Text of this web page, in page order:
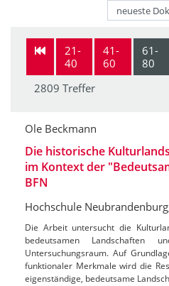
21-
40
41-
60
61-
80
2809 Treffer
Ole Beckmann
Die historische
im Kontext der
BFN
Hochschule
Die Arbeit untersucht die
bedeutsamen Landschaften
Untersuchungsraum. Auf
funktionaler Merkmale wird die
eigenständige, bedeutsame